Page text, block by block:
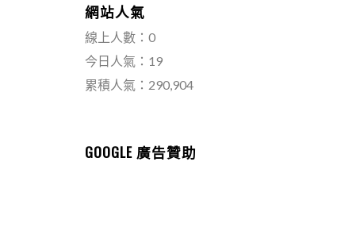
網站人氣
線上人數：0
今日人氣：19
累積人氣：290,904
GOOGLE 廣告贊助